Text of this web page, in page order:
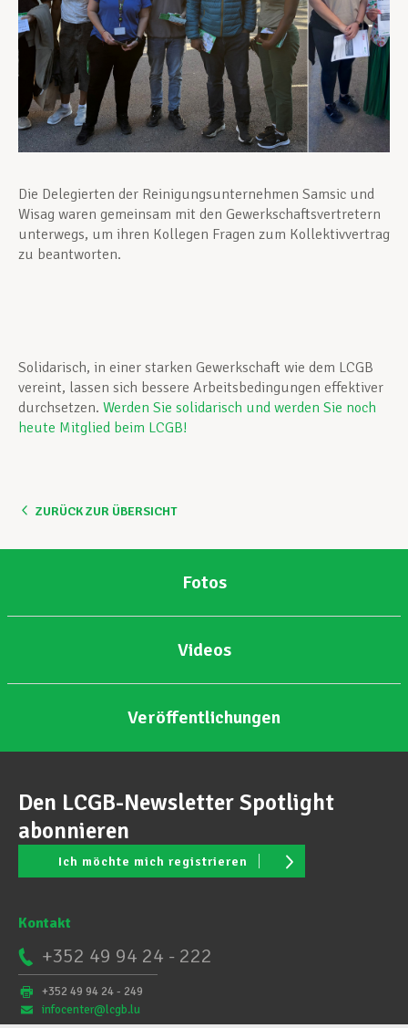
Aktuell
Die Delegierten der Reinigungsunternehmen Samsic und
Wisag waren gemeinsam mit den Gewerkschaftsvertretern
unterwegs, um ihren Kollegen Fragen zum Kollektivvertrag
zu beantworten.
Solidarisch, in einer starken Gewerkschaft wie dem LCGB
vereint, lassen sich bessere Arbeitsbedingungen effektiver
durchsetzen. Werden Sie solidarisch und werden Sie noch
heute Mitglied beim LCGB!
ZURÜCK ZUR ÜBERSICHT
Fotos
Videos
Veröffentlichungen
Den LCGB-Newsletter Spotlight
abonnieren
Ich möchte mich registrieren
Kontakt
+352 49 94 24 - 222
+352 49 94 24 - 249
infocenter@lcgb.lu